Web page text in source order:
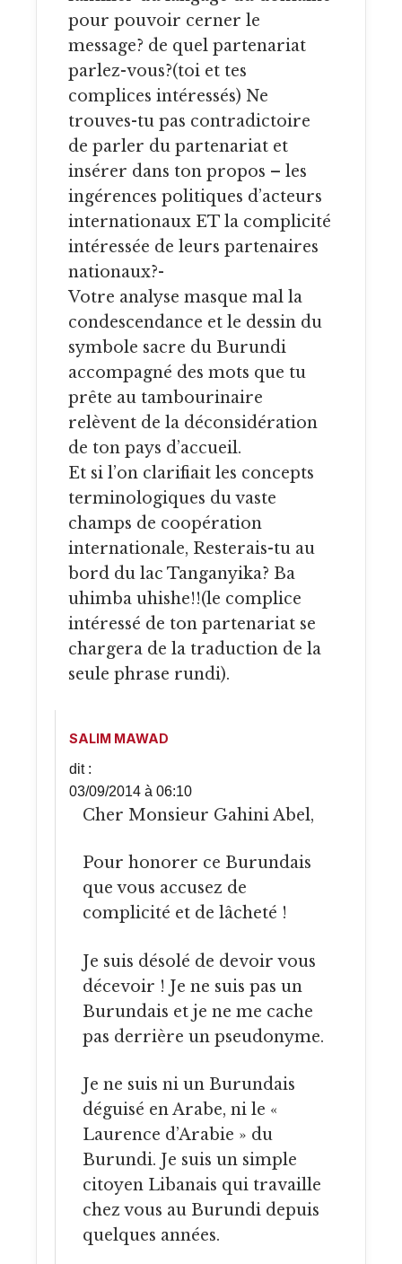
pour pouvoir cerner le
message? de quel partenariat
parlez-vous?(toi et tes
complices intéressés) Ne
trouves-tu pas contradictoire
de parler du partenariat et
insérer dans ton propos – les
ingérences politiques d’acteurs
internationaux ET la complicité
intéressée de leurs partenaires
nationaux?-
Votre analyse masque mal la
condescendance et le dessin du
symbole sacre du Burundi
accompagné des mots que tu
prête au tambourinaire
relèvent de la déconsidération
de ton pays d’accueil.
Et si l’on clarifiait les concepts
terminologiques du vaste
champs de coopération
internationale, Resterais-tu au
bord du lac Tanganyika? Ba
uhimba uhishe!!(le complice
intéressé de ton partenariat se
chargera de la traduction de la
seule phrase rundi).
SALIM MAWAD
dit :
03/09/2014 à 06:10
Cher Monsieur Gahini Abel,
Pour honorer ce Burundais
que vous accusez de
complicité et de lâcheté !
Je suis désolé de devoir vous
décevoir ! Je ne suis pas un
Burundais et je ne me cache
pas derrière un pseudonyme.
Je ne suis ni un Burundais
déguisé en Arabe, ni le «
Laurence d’Arabie » du
Burundi. Je suis un simple
citoyen Libanais qui travaille
chez vous au Burundi depuis
quelques années.